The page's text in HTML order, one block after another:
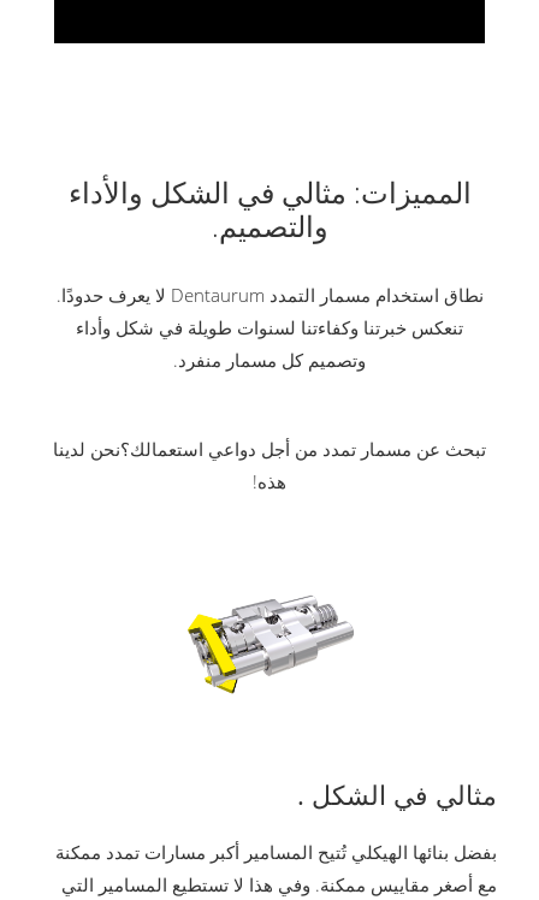
المميزات: مثالي في الشكل والأداء
والتصميم.
نطاق استخدام مسمار التمدد Dentaurum لا يعرف حدودًا.
تنعكس خبرتنا وكفاءتنا لسنوات طويلة في شكل وأداء
وتصميم كل مسمار منفرد.
تبحث عن مسمار تمدد من أجل دواعي استعمالك؟نحن لدينا
هذه!
مثالي في الشكل .
بفضل بنائها الهيكلي تُتيح المسامير أكبر مسارات تمدد ممكنة
مع أصغر مقاييس ممكنة. وفي هذا لا تستطيع المسامير التي